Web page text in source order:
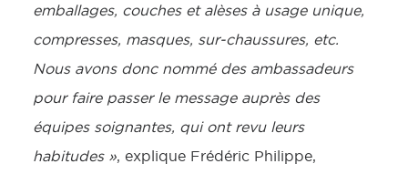
emballages, couches et alèses à usage unique,
compresses, masques, sur-chaussures, etc.
Nous avons donc nommé des ambassadeurs
pour faire passer le message auprès des
équipes soignantes, qui ont revu leurs
habitudes », explique Frédéric Philippe,